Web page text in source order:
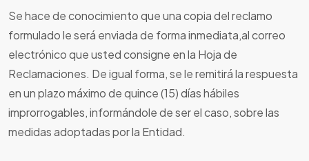
Se hace de conocimiento que una copia del reclamo
formulado le será enviada de forma inmediata,al correo
electrónico que usted consigne en la Hoja de
Reclamaciones. De igual forma, se le remitirá la respuesta
en un plazo máximo de quince (15) días hábiles
improrrogables, informándole de ser el caso, sobre las
medidas adoptadas por la Entidad.